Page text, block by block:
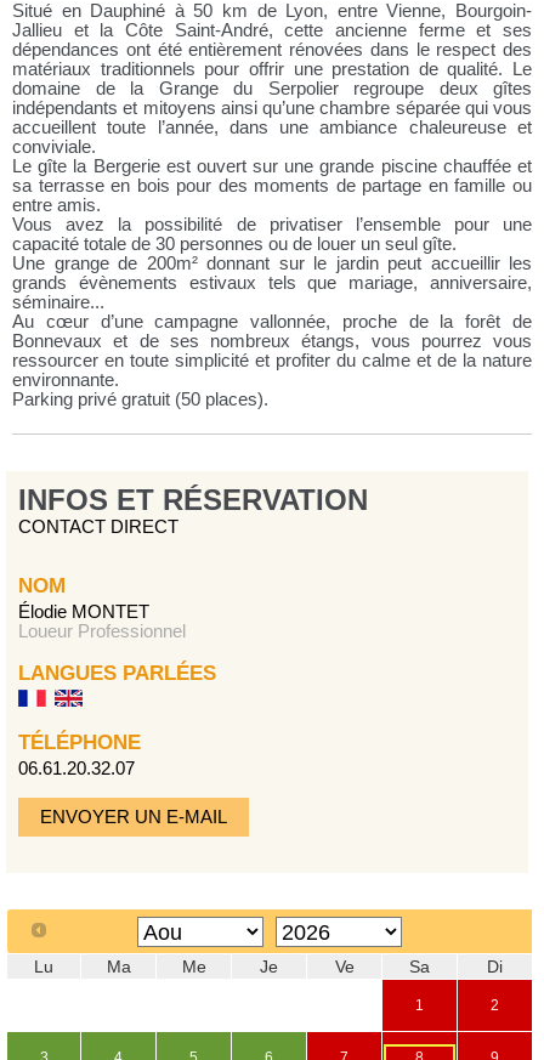
Situé en Dauphiné à 50 km de Lyon, entre Vienne, Bourgoin-
Jallieu et la Côte Saint-André, cette ancienne ferme et ses
dépendances ont été entièrement rénovées dans le respect des
matériaux traditionnels pour offrir une prestation de qualité. Le
domaine de la Grange du Serpolier regroupe deux gîtes
indépendants et mitoyens ainsi qu’une chambre séparée qui vous
accueillent toute l’année, dans une ambiance chaleureuse et
conviviale.
Le gîte la Bergerie est ouvert sur une grande piscine chauffée et
sa terrasse en bois pour des moments de partage en famille ou
entre amis.
Vous avez la possibilité de privatiser l’ensemble pour une
capacité totale de 30 personnes ou de louer un seul gîte.
Une grange de 200m² donnant sur le jardin peut accueillir les
grands évènements estivaux tels que mariage, anniversaire,
séminaire...
Au cœur d’une campagne vallonnée, proche de la forêt de
Bonnevaux et de ses nombreux étangs, vous pourrez vous
ressourcer en toute simplicité et profiter du calme et de la nature
environnante.
Parking privé gratuit (50 places).
INFOS ET RÉSERVATION
CONTACT DIRECT
NOM
Élodie MONTET
Loueur Professionnel
LANGUES PARLÉES
TÉLÉPHONE
06.61.20.32.07
ENVOYER UN E-MAIL
Lu Ma Me Je Ve Sa Di
1 2